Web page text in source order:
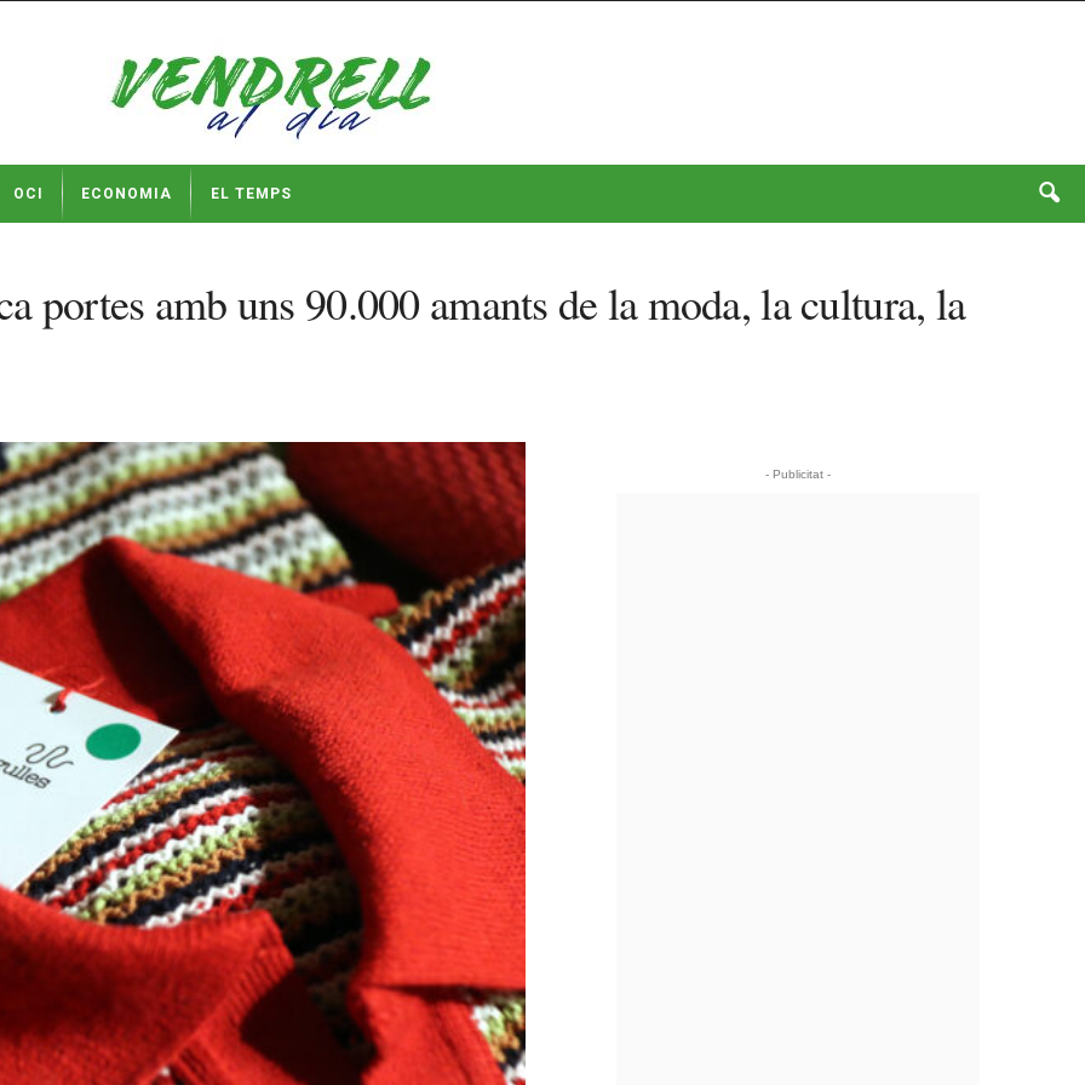
OCI ECONOMIA EL TEMPS
portes amb uns 90.000 amants de la moda, la cultura, la
- Publicitat -